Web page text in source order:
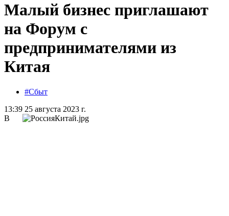
Малый бизнес приглашают
на Форум с
предпринимателями из
Китая
#Сбыт
13:39 25 августа 2023 г.
В